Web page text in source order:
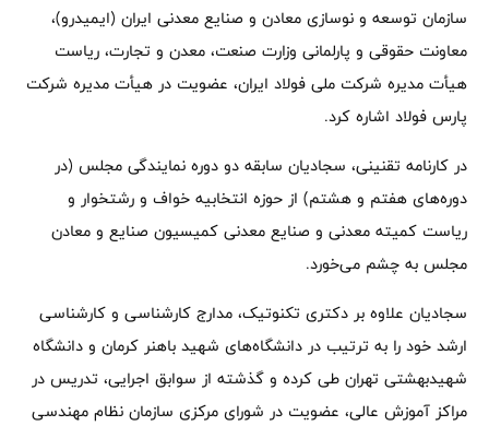
سازمان توسعه و نوسازی معادن و صنایع معدنی ایران (ایمیدرو)،
معاونت حقوقی و پارلمانی وزارت صنعت، معدن و تجارت، ریاست
هیأت مدیره شرکت ملی فولاد ایران، عضویت در هیأت مدیره شرکت
پارس فولاد اشاره کرد.
در کارنامه تقنینی، سجادیان سابقه دو‌ دوره نمایندگی مجلس (در
دوره‌های هفتم و هشتم) از حوزه انتخابیه خواف و رشتخوار و
ریاست کمیته معدنی و صنایع معدنی کمیسیون صنایع و معادن
مجلس به چشم می‌خورد.
سجادیان علاوه بر دکتری تکنوتیک، مدارج کارشناسی و کارشناسی
ارشد خود را به ترتیب در دانشگاه‌های شهید باهنر کرمان و دانشگاه
شهیدبهشتی تهران طی کرده و گذشته از سوابق اجرایی، تدریس در
مراکز آموزش عالی، عضویت در شورای مرکزی سازمان نظام مهندسی